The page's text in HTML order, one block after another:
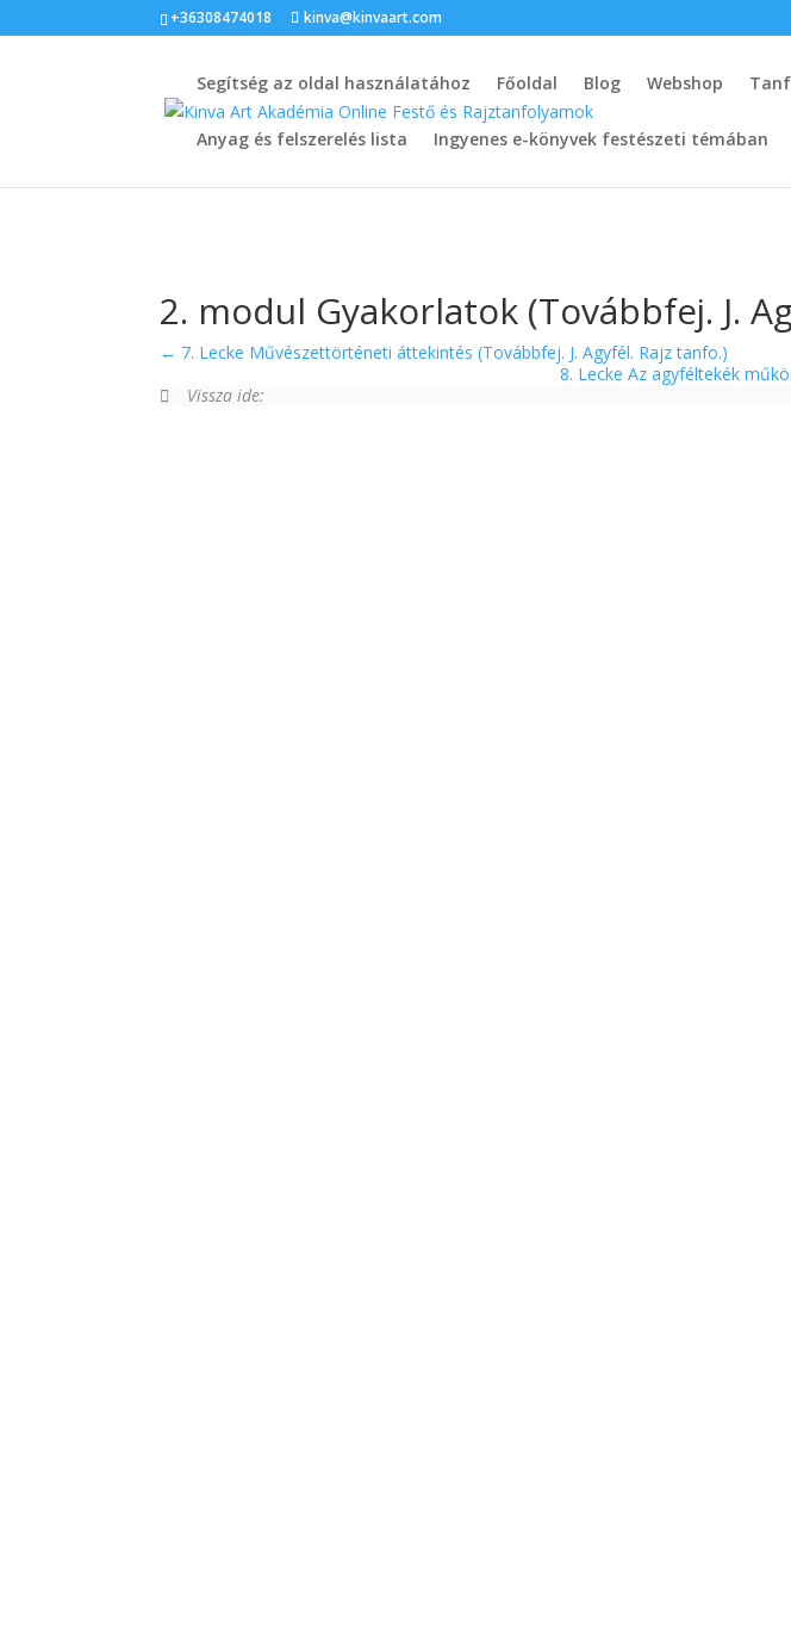
+36308474018 kinva@kinvaart.com
Segítség az oldal használatához Főoldal Blog Webshop
Anyag és felszerelés lista Ingyenes e-könyvek festészeti témában
2. modul Gyakorlatok (Továbbfej. J.
7. Lecke Művészettörténeti áttekintés (Továbbfej. J. Agyfél. Rajz tanfo.)
8. Lecke Az agyféltekék
Vissza ide: